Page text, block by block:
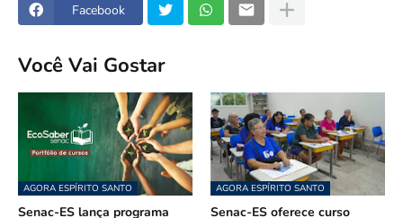
Facebook
Você Vai Gostar
AGORA ESPÍRITO SANTO
Senac-ES lança programa
AGORA ESPÍRITO SANTO
Senac-ES oferece curso